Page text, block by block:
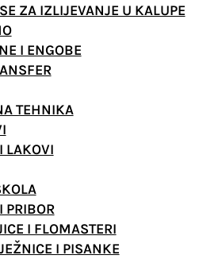
ZA IZLIJEVANJE U KALUPE
I ENGOBE
TEHNIKA
LAKOVI
PRIBOR
I FLOMASTERI
I PISANKE